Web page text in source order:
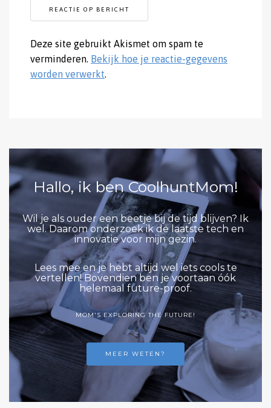
Deze site gebruikt Akismet om spam te
verminderen. Bekijk hoe je reactie-gegevens
worden verwerkt.
Hallo, ik ben CoolhuntMom!
Wil je als ouder een beetje bij de tijd blijven? Ik
wel. Daarom onderzoek ik de laatste tech en
innovatie voor mijn gezin.
Lees mee en je hebt altijd wel iets cools te
vertellen! Bovendien ben je voortaan óók
helemaal future-proof.
MOM'S EXPLORING THE FUTURE!
MEER WETEN?